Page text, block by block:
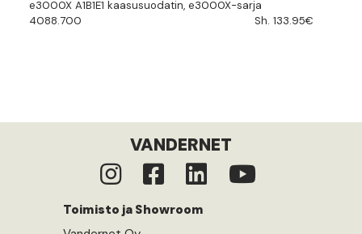
e3000X A1B1E1 kaasusuodatin, e3000X-sarja
4088.700
Sh. 133.95€
VANDERNET
Toimisto ja Showroom